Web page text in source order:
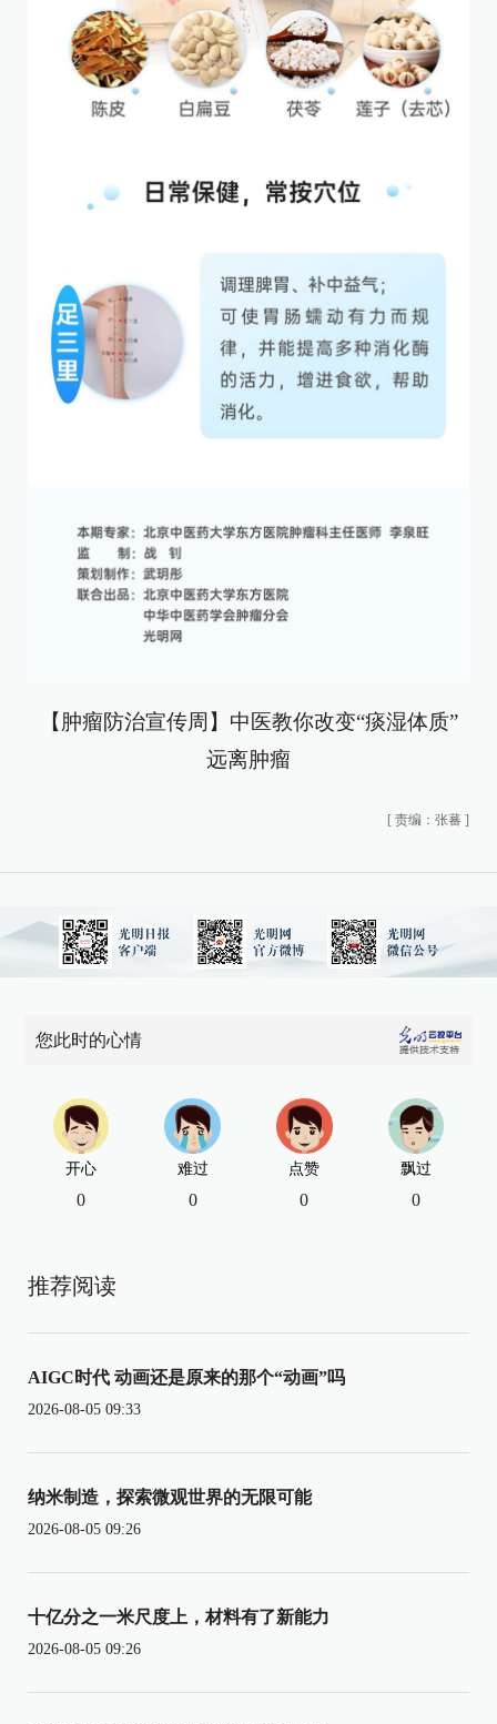
【肿瘤防治宣传周】中医教你改变“痰湿体质”
远离肿瘤
[ 责编：张蕃 ]
您此时的心情
开心
0
难过
0
点赞
0
飘过
0
推荐阅读
AIGC时代 动画还是原来的那个“动画”吗
2026-08-05 09:33
纳米制造，探索微观世界的无限可能
2026-08-05 09:26
十亿分之一米尺度上，材料有了新能力
2026-08-05 09:26